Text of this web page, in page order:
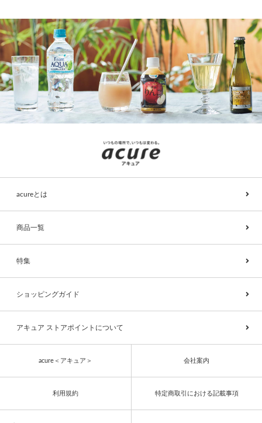
acureとは
商品一覧
特集
ショッピングガイド
アキュア ストアポイントについて
acure＜アキュア＞ 会社案内
利用規約 特定商取引における記載事項